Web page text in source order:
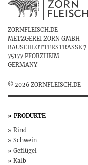
ZORNFLEISCH.DE
METZGEREI ZORN GMBH
BAUSCHLOTTERSTRASSE 7
75177 PFORZHEIM
GERMANY
© 2026 ZORNFLEISCH.DE
PRODUKTE
Rind
Schwein
Geflügel
Kalb